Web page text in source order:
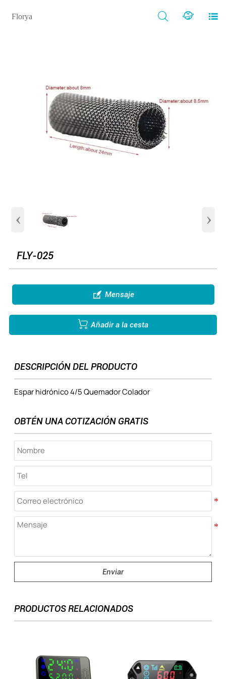
Florya   
‹ ›
FLY-025
 Mensaje
 Añadir a la cesta
DESCRIPCIÓN DEL PRODUCTO
Espar hidrónico 4/5 Quemador Colador
OBTÉN UNA COTIZACIÓN GRATIS
Enviar
PRODUCTOS RELACIONADOS